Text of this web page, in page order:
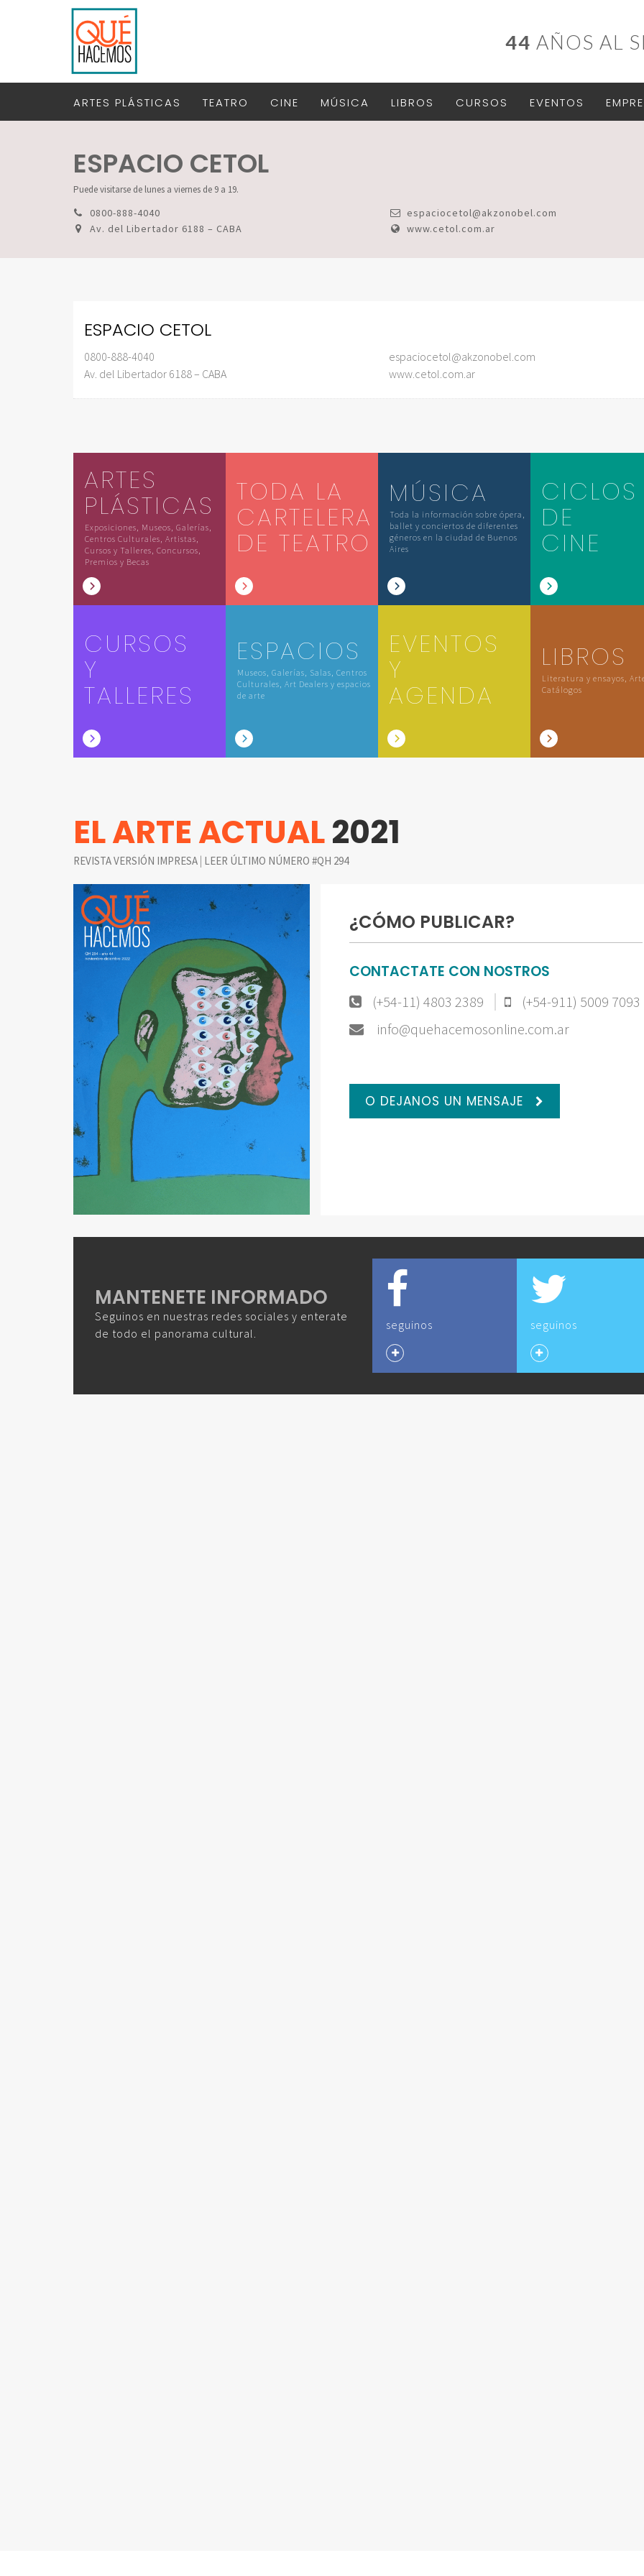
44 AÑOS AL
ARTES PLÁSTICAS TEATRO CINE MÚSICA LIBROS CURSOS EVENTOS
ESPACIO CETOL
Puede visitarse de lunes a viernes de 9 a 19.
0800-888-4040
espaciocetol@akzonobel.com
Av. del Libertador 6188 – CABA
www.cetol.com.ar
ESPACIO CETOL
0800-888-4040
Av. del Libertador 6188 – CABA
espaciocetol@akzonobel.com
www.cetol.com.ar
ARTES
PLÁSTICAS
Exposiciones, Museos, Galerías,
Centros Culturales, Artistas,
Cursos y Talleres, Concursos,
Premios y Becas
TODA LA
CARTELERA
DE TEATRO
MÚSICA
Toda la información sobre ópera,
ballet y conciertos de diferentes
géneros en la ciudad de Buenos
Aires
CICLOS
DE
CINE
CURSOS
Y
TALLERES
ESPACIOS
Museos, Galerías, Salas, Centros
Culturales, Art Dealers y espacios
de arte
EVENTOS
Y
AGENDA
LIBROS
Literatura y ensayos,
Catálogos
EL ARTE ACTUAL2021
REVISTA VERSIÓN IMPRESA | LEER ÚLTIMO NÚMERO #QH 294
¿CÓMO PUBLICAR?
CONTACTATE CON NOSTROS
(+54-11) 4803 2389
(+54-911) 5009 7093
info@quehacemosonline.com.ar
O DEJANOS UN MENSAJE
MANTENETE INFORMADO
Seguinos en nuestras redes sociales y enterate
de todo el panorama cultural.
seguinos seguinos